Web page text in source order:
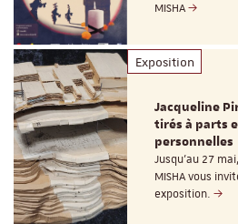
MISHA
Exposition
Jacqueline
tirés à parts
personnelles
Jusqu’au 27
MISHA vous
exposition.